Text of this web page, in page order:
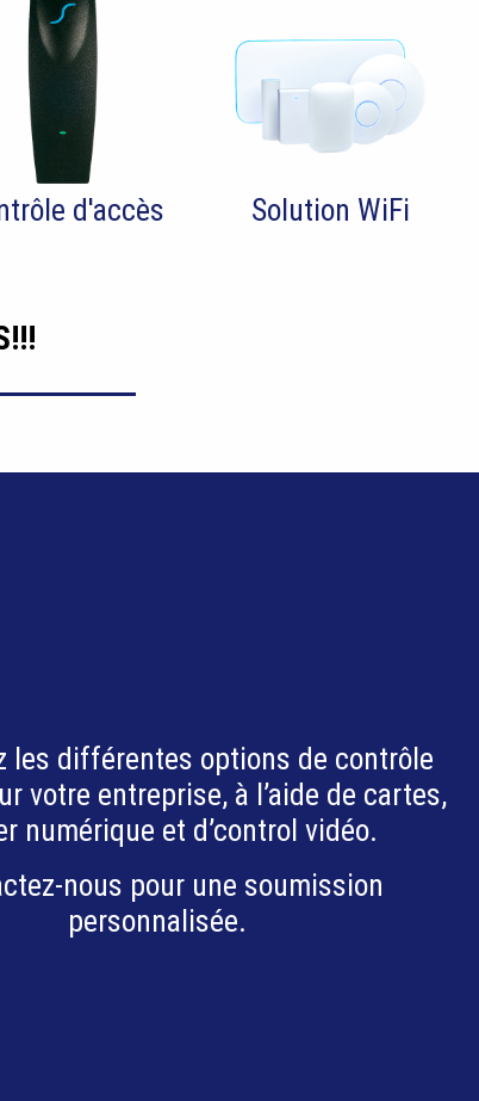
d'accès Solution WiFi
les différentes options de contrôle
votre entreprise, à l’aide de cartes,
numérique et d’control vidéo.
nous pour une soumission
personnalisée.